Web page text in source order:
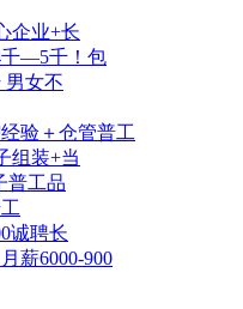
企业+长
千—5千！包
男女不
验＋仓管普工
组装+当
普工品
诚聘长
薪6000-900